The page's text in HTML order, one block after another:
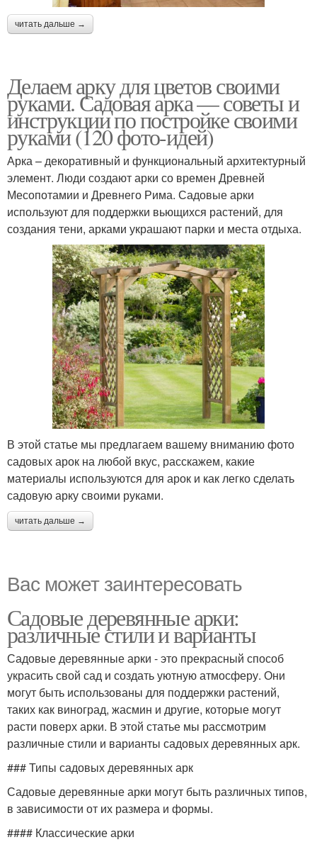
читать дальше →
Делаем арку для цветов своими
руками. Садовая арка — советы и
инструкции по постройке своими
руками (120 фото-идей)
Арка – декоративный и функциональный архитектурный
элемент. Люди создают арки со времен Древней
Месопотамии и Древнего Рима. Садовые арки
используют для поддержки вьющихся растений, для
создания тени, арками украшают парки и места отдыха.
В этой статье мы предлагаем вашему вниманию фото
садовых арок на любой вкус, расскажем, какие
материалы используются для арок и как легко сделать
садовую арку своими руками.
читать дальше →
Вас может заинтересовать
Садовые деревянные арки:
различные стили и варианты
Садовые деревянные арки - это прекрасный способ
украсить свой сад и создать уютную атмосферу. Они
могут быть использованы для поддержки растений,
таких как виноград, жасмин и другие, которые могут
расти поверх арки. В этой статье мы рассмотрим
различные стили и варианты садовых деревянных арк.
### Типы садовых деревянных арк
Садовые деревянные арки могут быть различных типов,
в зависимости от их размера и формы.
#### Классические арки